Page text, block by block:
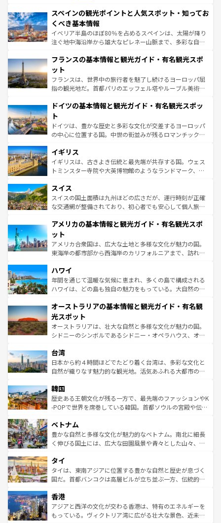
ろん、トスカーナの美しい田園風景やアマルフィ海岸の絶
景など、自然景観も見逃せない。観光の合間には、本場の
ピザやパスタなど、絶品のイタリア料理を堪能することも
できる。朝目覚めてから夜眠るまで、すべての瞬間を楽し
なお、新着のイタリア情報はコンテンツ一覧を参照してほ
しい。
スペインの観光ポイントと人気スポット・知ってお
くべき基本情報
イベリア半島のほぼ80％を占めるスペインは、太陽が降り
注ぐ地中海沿岸から雄大なピレネー山脈まで、多彩な自然
文化が根付くこの国では、情熱的なフラメンコ、熱気あふ
れる闘牛、そして美味しいタパスが生活の一部となってい
る。首都マドリードの洗練された雰囲気や、バルセロナの
アートに溢れた街角から、地方では古代ローマ遺跡や中世
せる。地方によって風土や気候が異なるスペインはその個
ンテンツ一覧 を参照してほしい。
フランスの基本情報と観光ガイド・有名観光スポ
ット
フランスは、世界中の旅行者を魅了し続けるヨーロッパ屈
指の観光地だ。首都パリのエッフェル塔やルーブル美術館
で、幅広い魅力が詰まっている。華麗な宮殿、歴史的な大
聖堂、美しいビーチ、そして豊かな自然が、訪れる者を心
から魅了する。また、フランスは美食の国としても知ら
れ、フランス料理はユネスコ無形文化遺産にも登録されて
香り高いラベンダー畑など、多彩な楽しみ方が可能だ。さ
らに、パリ以外の地域にも魅力が溢れており、どの街角に
も豊かな歴史と文化が息づいている。パリ以外の個性あふ
を参照してほしい。
ドイツの基本情報と観光ガイド・有名観光スポッ
ト
ドイツは、豊かな歴史と多彩な文化が交差するヨーロッパ
の中心に位置する国。中世の街並みが残るロマンチック街
顔を持つこの国は、どこを歩いても飽きることがない。ベ
ルリンの文化的活気、バイエルン州のアルプスの絶景、そ
してライン川沿いのワイン畑といった風景は必見。ビール
は、お酒好きな人にはぜひ体験してほしい。 なお、新着の
ドイツ情報はコンテンツ一覧を参照してほしい。
イギリス
イギリスは、古きよき伝統と最先端が共存する国。ウェス
トミンスター寺院や大英博物館のようなランドマーク、歴
リアごとに異なる魅力がある。また、優雅なアフタヌーン
ティー、ビール好きにはたまらない英国パブ、サッカー観
戦など、本場だからこそできる体験も豊富。イギリスを旅
ンツ一覧を参照してほしい。
スイス
スイスの国土面積は九州ほどの広さだが、運行時刻が正確
な交通網が整備されており、初心者でも安心して個人旅行
の建物がそのまま残る町や、スイスならではのユニークな
博物館もあり、アルプス観光だけでなく町歩きも満喫する
ことができる。国民の所得が高いため物価も高いが、旅行
者向けの交通パス提供のサービスもあり、うまく活用すれ
着のスイス情報は
アメリカの基本情報と観光ガイド・有名観光スポ
ット
アメリカ合衆国は、広大な土地と多様な文化が魅力の国。
東海岸の都市部から西海岸のカリフォルニアまで、訪れる
のような巨大都市は、観光、ショッピング、エンターテイ
ンメントが詰まった刺激的なスポットだ。一方、アメリカ
西部には大自然が広がり、グランドキャニオンやイエロー
部のニューオーリンズでは、音楽と美食が融合した独特の
文化が魅力。旅行者はアメリカの各地域で異なる魅力を楽
しみながら、その多様性と豊かな歴史を感じることができ
るだろう。車でのロードトリップや列車の旅も、アメリカ
情報は
ハワイ
年間を通じて温暖な気候に恵まれ、多くの島で構成される
ハワイは、どの島も独自の魅力をもっている。大自然の神
ワイ島は見逃せない。また、定番の観光地といえばオアフ
島だが、静かな自然を求めるならマウイ島やカウアイ島が
おすすめ。エメラルドグリーンに輝く海をはじめ、豊かな
文化や歴史が息づいている。「アロハスピリット」と呼ば
人々、おいしいローカルフードやハワイアンミュージッ
ク、伝統的なフラダンスなど、すべてがハワイの魅力を彩
っている。訪れるたびに新しい発見と感動が待っているハ
はコンテンツ一覧
オーストラリアの基本情報と観光ガイド・有名観
光スポット
オーストラリアは、壮大な自然と多様な文化が魅力の国。
シドニーのシンボルであるシドニー・オペラハウス、オー
リアリーフや大陸中央部にそびえるウルル（エアーズロッ
ク）、タスマニアの美しい原生林やケアンズの熱帯雨林な
ど、見どころがたくさん。また、カフェやワイン、オージ
いる。アクティビティも充実しており、サーフィンやダイ
ビング、ハイキングなど、アウトドア好きにはたまらな
い。オーストラリアの多彩な魅力を存分に味わいつくそ
参照してほしい。
台湾
日本から約４時間ほどでたどり着く台湾は、多彩な文化と
自然が織りなす魅力的な観光地。活気あふれる大都市の台
ン）、静ひつな山岳地帯である台湾東部など、都市の喧騒
と山間の静けさが共存しており、訪れる人に新しい発見と
驚きをもたらしてくれる。また、奥深い台湾の食文化も魅
容にもいいと評判のスイーツなど、バラエティ豊かな料理
が味わえる。 なお、新着の台湾情報は コンテンツ一覧を参
照してほしい。
韓国
歴史ある王朝文化が残る一方で、最先端のファッションやK
-POPで世界を席巻している韓国。首都ソウルの宮殿や伝統
き、地方に足を延ばせば四季折々の自然美を楽しむことが
できる。そして、キムチや焼肉、絶品のストリートフード
まで、さまざまな韓国料理が待っている。夜には、韓国な
リティに包まれながら、韓国の多彩な魅力を心ゆくまで味
わってみてほしい。 なお、新着の韓国情報はコンテンツ一
覧を参照してほしい。
ベトナム
豊かな自然と多様な文化が魅力的なベトナム。南北に細長
く伸びる国土には、広大な田園風景や青々とした山々、世
急速な発展と共に伝統が息づく。ハノイの古い町並みやホ
ーチミン市のフランス統治時代の建物も、独特の雰囲気を
醸し出している。また、バラエティの豊かさとおいしさで
とつ。フォーやバインミー、ベトナムコーヒーなどは、ぜ
ひ現地で味わいたい。どの地域を訪れてもあたたかい人々
が旅行者を迎えてくれるので、きっと忘れられない旅にな
タイ
タイは、東南アジアに位置する豊かな自然と歴史が息づく
国だ。首都バンコクは高層ビルが立ち並ぶ一方、伝統的な
の活気が交差している。北部ではチェンマイなどの山岳地
帯で自然と触れ合い、南部ではプーケットやクラビの美し
いビーチでリゾート気分を楽しむことができる。タイ料理
香港
アジアと西洋の文化が交わる香港は、特有のエネルギーを
もっている。ヴィクトリア湾に広がる壮大な景色、近未来